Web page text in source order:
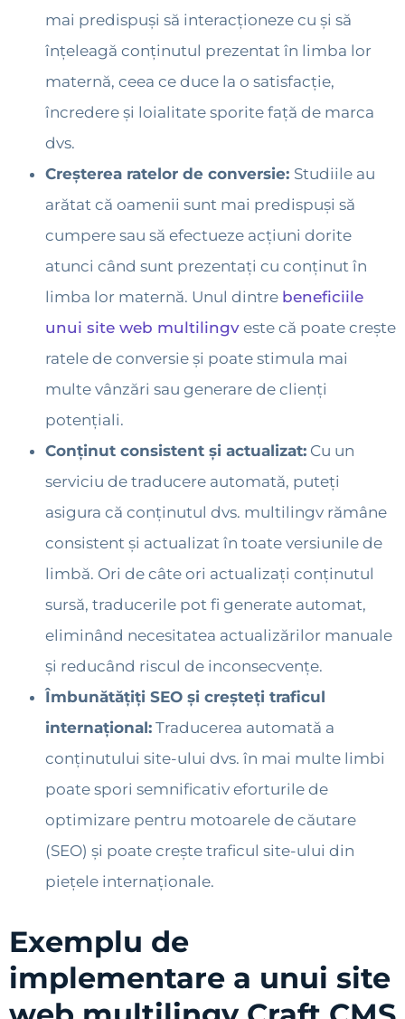
mai predispuși să interacționeze cu și să
înțeleagă conținutul prezentat în limba lor
maternă, ceea ce duce la o satisfacție,
încredere și loialitate sporite față de marca
dvs.
Creșterea ratelor de conversie: Studiile au
arătat că oamenii sunt mai predispuși să
cumpere sau să efectueze acțiuni dorite
atunci când sunt prezentați cu conținut în
limba lor maternă. Unul dintre beneficiile
unui site web multilingv este că poate crește
ratele de conversie și poate stimula mai
multe vânzări sau generare de clienți
potențiali.
Conținut consistent și actualizat: Cu un
serviciu de traducere automată, puteți
asigura că conținutul dvs. multilingv rămâne
consistent și actualizat în toate versiunile de
limbă. Ori de câte ori actualizați conținutul
sursă, traducerile pot fi generate automat,
eliminând necesitatea actualizărilor manuale
și reducând riscul de inconsecvențe.
Îmbunătățiți SEO și creșteți traficul
internațional: Traducerea automată a
conținutului site-ului dvs. în mai multe limbi
poate spori semnificativ eforturile de
optimizare pentru motoarele de căutare
(SEO) și poate crește traficul site-ului din
piețele internaționale.
Exemplu de
implementare a unui site